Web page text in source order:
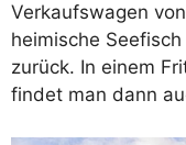
Verkaufswagen
heimische
zurück. In einem
findet man dann